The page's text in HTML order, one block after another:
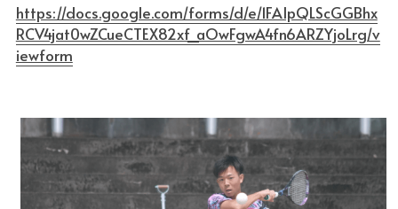
https://docs.google.com/forms/d/e/1FAIpQLScGGBhx
RCV4jat0wZCueCTEX82xf_aOwFgwA4fn6ARZYjoLrg/v
iewform